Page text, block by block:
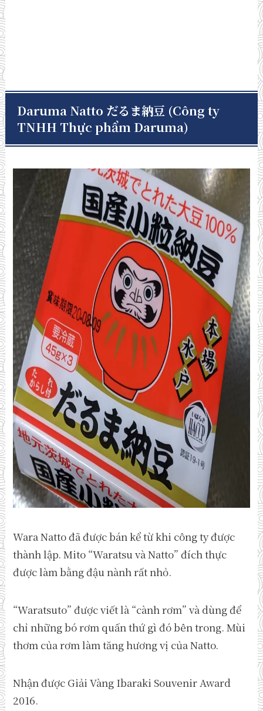
Daruma Natto だるま納豆 (Công ty
TNHH Thực phẩm Daruma)
Wara Natto đã được bán kể từ khi công ty được
thành lập. Mito “Waratsu và Natto” đích thực
được làm bằng đậu nành rất nhỏ.
“Waratsuto” được viết là “cành rơm” và dùng để
chỉ những bó rơm quấn thứ gì đó bên trong. Mùi
thơm của rơm làm tăng hương vị của Natto.
Nhận được Giải Vàng Ibaraki Souvenir Award
2016.